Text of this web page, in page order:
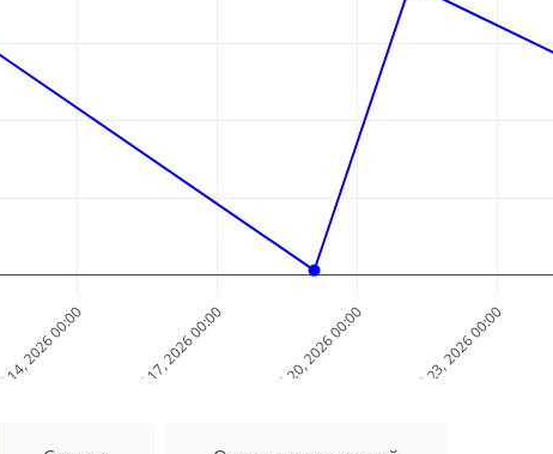
Jul 14, 2026 00:00 Jul 17, 2026 00:00 Jul 20, 2026 00:00 Jul 23, 2026 00:00